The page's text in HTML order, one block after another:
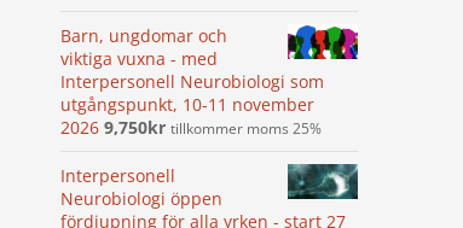
Barn, ungdomar och
viktiga vuxna - med
Interpersonell Neurobiologi som
utgångspunkt, 10-11 november
2026 9,750kr tillkommer moms 25%
Interpersonell
Neurobiologi öppen
fördjupning för alla yrken - start 27